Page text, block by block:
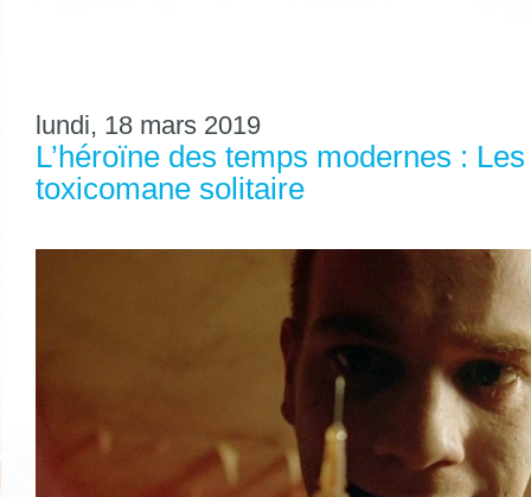
lundi, 18 mars 2019
L’héroïne des temps modernes :
toxicomane solitaire